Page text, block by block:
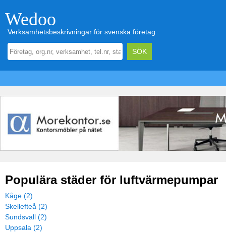
Wedoo
Verksamhetsbeskrivningar för svenska företag
Populära städer för luftvärmepumpar
Kåge (2)
Skellefteå (2)
Sundsvall (2)
Uppsala (2)